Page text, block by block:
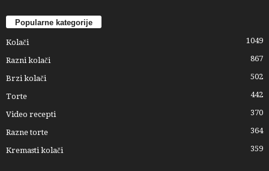
Popularne kategorije
Kolači 1049
Razni kolači 867
Brzi kolači 502
Torte 442
Video recepti 370
Razne torte 364
Kremasti kolači 359